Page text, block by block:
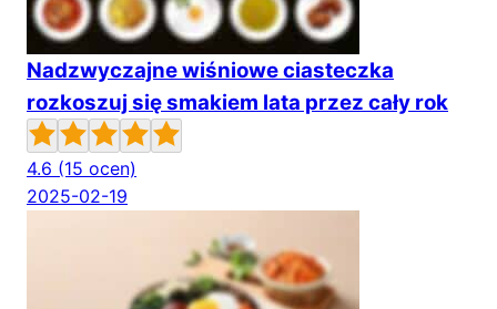
Nadzwyczajne wiśniowe ciasteczka
rozkoszuj się smakiem lata przez cały rok
4.6 (15 ocen)
2025-02-19